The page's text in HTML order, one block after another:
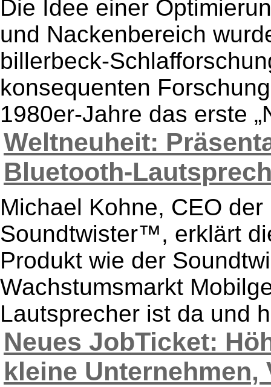
Die Idee einer
und Nackenbereich
billerbeck-
konsequenten
1980er-Jahre das erste
Weltneuheit:
Bluetooth-
Michael Kohne, CEO
Soundtwister™, erklärt
Produkt wie der
Wachstumsmarkt
Lautsprecher ist da und
Neues JobTicket:
kleine Unternehmen,